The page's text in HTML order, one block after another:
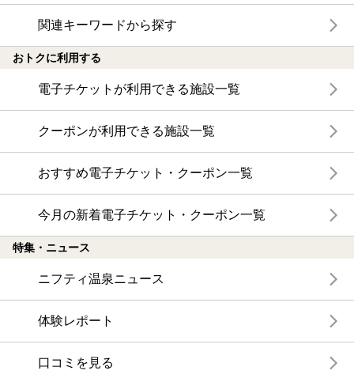
関連キーワードから探す
おトクに利用する
電子チケットが利用できる施設一覧
クーポンが利用できる施設一覧
おすすめ電子チケット・クーポン一覧
今月の新着電子チケット・クーポン一覧
特集・ニュース
ニフティ温泉ニュース
体験レポート
口コミを見る